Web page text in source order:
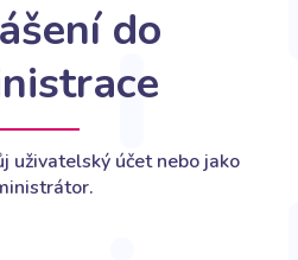
do
uživatelský účet nebo jako